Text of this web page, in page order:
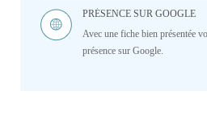
PRÉSENCE SUR GOOGLE
Avec une fiche bien présentée
présence sur Google.